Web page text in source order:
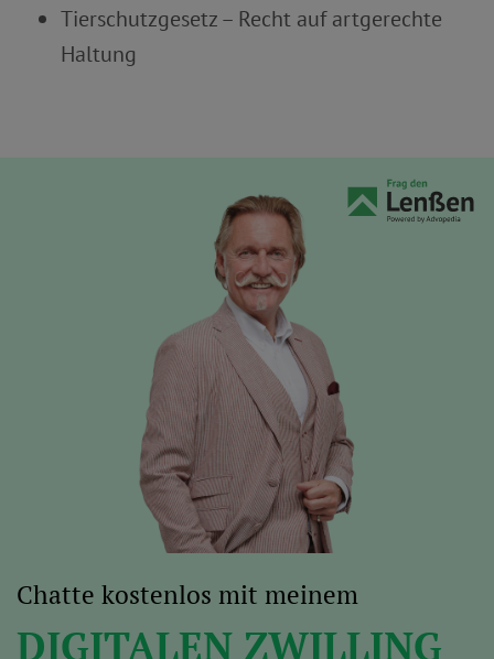
Tierschutzgesetz – Recht auf artgerechte
Haltung
Chatte kostenlos mit meinem
DIGITALEN ZWILLING